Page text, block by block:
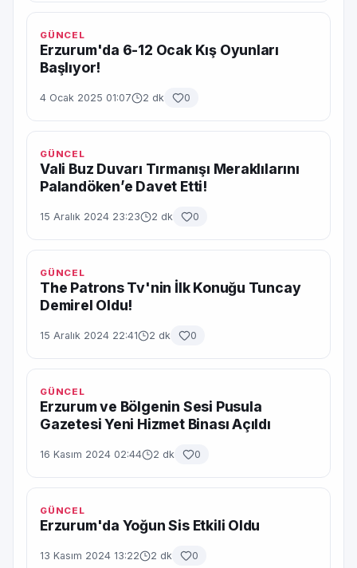
GÜNCEL
Erzurum'da 6-12 Ocak Kış Oyunları
Başlıyor!
4 Ocak 2025 01:07 2 dk 0
GÜNCEL
Vali Buz Duvarı Tırmanışı Meraklılarını
Palandöken’e Davet Etti!
15 Aralık 2024 23:23 2 dk 0
GÜNCEL
The Patrons Tv'nin İlk Konuğu Tuncay
Demirel Oldu!
15 Aralık 2024 22:41 2 dk 0
GÜNCEL
Erzurum ve Bölgenin Sesi Pusula
Gazetesi Yeni Hizmet Binası Açıldı
16 Kasım 2024 02:44 2 dk 0
GÜNCEL
Erzurum'da Yoğun Sis Etkili Oldu
13 Kasım 2024 13:22 2 dk 0